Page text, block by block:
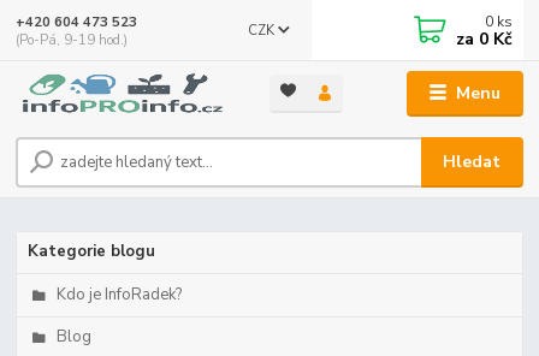
Menu
CZK
Hledat
+420 604 473 523
(Po-Pá, 9-19 hod.)
0 ks
za 0 Kč
Kategorie blogu
Kdo je InfoRadek?
Blog